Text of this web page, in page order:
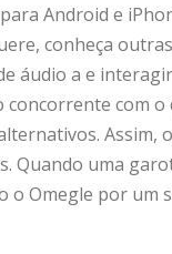
Android e
conheça
áudio a e
com
Assim,
Quando uma
o Omegle por